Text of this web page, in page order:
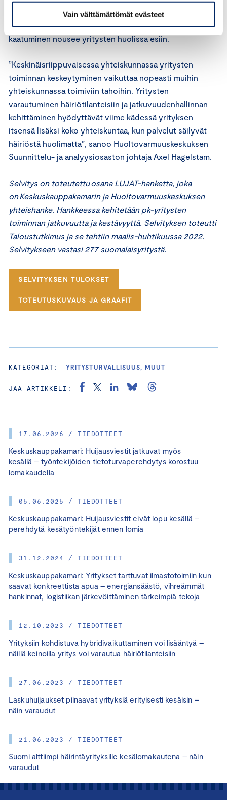
Vain välttämättömät evästeet
17.06.2026 / TIEDOTTEET
Keskuskauppakamari: Huijausviestit jatkuvat myös
kesällä – työntekijöiden tietoturvaperehdytys korostuu
lomakaudella
05.06.2025 / TIEDOTTEET
Keskuskauppakamari: Huijausviestit eivät lopu kesällä –
perehdytä kesätyöntekijät ennen lomia
31.12.2024 / TIEDOTTEET
Keskuskauppakamari: Yritykset tarttuvat ilmastotoimiin kun
saavat konkreettista apua – energiansäästö, vihreämmät
hankinnat, logistiikan järkevöittäminen tärkeimpiä tekoja
12.10.2023 / TIEDOTTEET
Yrityksiin kohdistuva hybridivaikuttaminen voi lisääntyä –
näillä keinoilla yritys voi varautua häiriötilanteisiin
27.06.2023 / TIEDOTTEET
Laskuhuijaukset piinaavat yrityksiä erityisesti kesäisin –
näin varaudut
21.06.2023 / TIEDOTTEET
Suomi alttiimpi häirintäyrityksille kesälomakautena – näin
varaudut
jälkeen reilusti yli kolmasosa yrityksistä ei kykenisi
toimimaan. Myös tietopalvelujärjestelmien ja internetin
kaatuminen nousee yritysten huolissa esiin.
”Keskinäisriippuvaisessa yhteiskunnassa yritysten
toiminnan keskeytyminen vaikuttaa nopeasti muihin
yhteiskunnassa toimiviin tahoihin. Yritysten
varautuminen häiriötilanteisiin ja jatkuvuudenhallinnan
kehittäminen hyödyttävät viime kädessä yrityksen
itsensä lisäksi koko yhteiskuntaa, kun palvelut säilyvät
häiriöstä huolimatta”, sanoo Huoltovarmuuskeskuksen
Suunnittelu- ja analyysiosaston johtaja Axel Hagelstam.
Selvitys on toteutettu osana LUJAT-hanketta, joka
on Keskuskauppakamarin ja Huoltovarmuuskeskuksen
yhteishanke. Hankkeessa kehitetään pk-yritysten
toiminnan jatkuvuutta ja kestävyyttä. Selvityksen toteutti
Taloustutkimus ja se tehtiin maalis-huhtikuussa 2022.
Selvitykseen vastasi 277 suomalaisyritystä.
SELVITYKSEN TULOKSET
TOTEUTUSKUVAUS JA GRAAFIT
KATEGORIAT: YRITYSTURVALLISUUS, MUUT
JAA ARTIKKELI: